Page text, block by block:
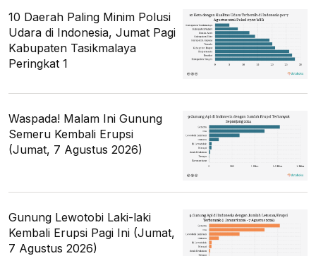
10 Daerah Paling Minim Polusi
Udara di Indonesia, Jumat Pagi
Kabupaten Tasikmalaya
Peringkat 1
Waspada! Malam Ini Gunung
Semeru Kembali Erupsi
(Jumat, 7 Agustus 2026)
Gunung Lewotobi Laki-laki
Kembali Erupsi Pagi Ini (Jumat,
7 Agustus 2026)